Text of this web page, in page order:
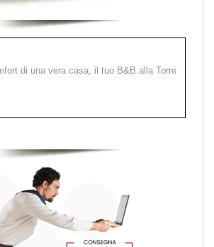
di una vera casa, il tuo B&B alla Torre